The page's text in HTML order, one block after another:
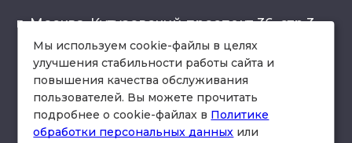
г. Москва, Кутузовский проспект 36, стр.3 ,
офис 301
схема проезда
Мы используем cookie-файлы в целях
улучшения стабильности работы сайта и
повышения качества обслуживания
пользователей. Вы можете прочитать
подробнее о cookie-файлах в Политике
обработки персональных данных или